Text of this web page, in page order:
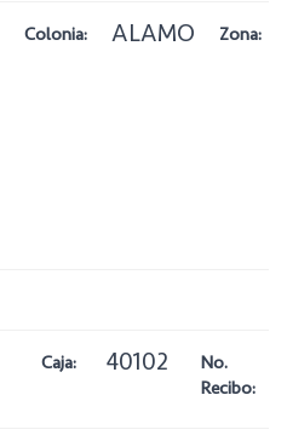
Colonia: ALAMO Zona:
Caja: 40102
No.
Recibo: